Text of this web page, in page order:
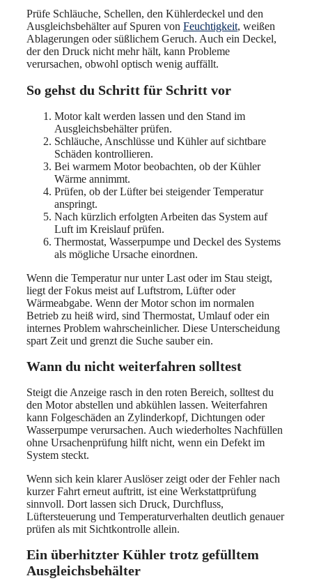
Prüfe Schläuche, Schellen, den Kühlerdeckel und den
Ausgleichsbehälter auf Spuren von Feuchtigkeit, weißen
Ablagerungen oder süßlichem Geruch. Auch ein Deckel,
der den Druck nicht mehr hält, kann Probleme
verursachen, obwohl optisch wenig auffällt.
So gehst du Schritt für Schritt vor
Motor kalt werden lassen und den Stand im
Ausgleichsbehälter prüfen.
Schläuche, Anschlüsse und Kühler auf sichtbare
Schäden kontrollieren.
Bei warmem Motor beobachten, ob der Kühler
Wärme annimmt.
Prüfen, ob der Lüfter bei steigender Temperatur
anspringt.
Nach kürzlich erfolgten Arbeiten das System auf
Luft im Kreislauf prüfen.
Thermostat, Wasserpumpe und Deckel des Systems
als mögliche Ursache einordnen.
Wenn die Temperatur nur unter Last oder im Stau steigt,
liegt der Fokus meist auf Luftstrom, Lüfter oder
Wärmeabgabe. Wenn der Motor schon im normalen
Betrieb zu heiß wird, sind Thermostat, Umlauf oder ein
internes Problem wahrscheinlicher. Diese Unterscheidung
spart Zeit und grenzt die Suche sauber ein.
Wann du nicht weiterfahren solltest
Steigt die Anzeige rasch in den roten Bereich, solltest du
den Motor abstellen und abkühlen lassen. Weiterfahren
kann Folgeschäden an Zylinderkopf, Dichtungen oder
Wasserpumpe verursachen. Auch wiederholtes Nachfüllen
ohne Ursachenprüfung hilft nicht, wenn ein Defekt im
System steckt.
Wenn sich kein klarer Auslöser zeigt oder der Fehler nach
kurzer Fahrt erneut auftritt, ist eine Werkstattprüfung
sinnvoll. Dort lassen sich Druck, Durchfluss,
Lüftersteuerung und Temperaturverhalten deutlich genauer
prüfen als mit Sichtkontrolle allein.
Ein überhitzter Kühler trotz gefülltem
Ausgleichsbehälter